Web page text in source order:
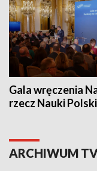
Gala wręczenia
rzecz Nauki
ARCHIWUM